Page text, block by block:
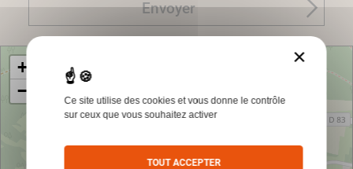
Envoyer
+
−
×
Ce site utilise des cookies et vous donne le contrôle
sur ceux que vous souhaitez activer
TOUT ACCEPTER